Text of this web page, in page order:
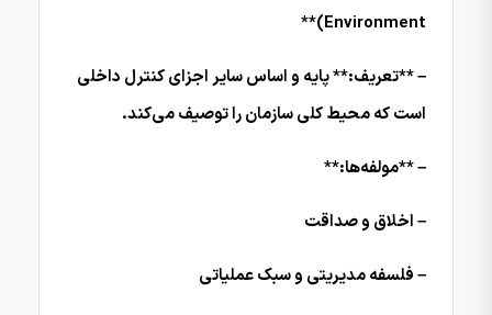
Environment)**
– **تعریف:** پایه و اساس سایر اجزای کنترل داخلی
است که محیط کلی سازمان را توصیف می‌کند.
– **مولفه‌ها:**
– اخلاق و صداقت
– فلسفه مدیریتی و سبک عملیاتی